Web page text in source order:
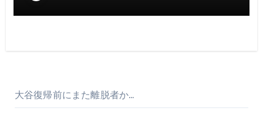
大谷復帰前にまた離脱者か…